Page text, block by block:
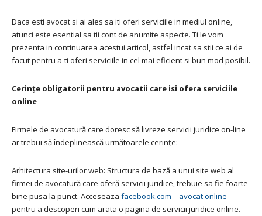
Daca esti avocat si ai ales sa iti oferi serviciile in mediul online,
atunci este esential sa tii cont de anumite aspecte. Ti le vom
prezenta in continuarea acestui articol, astfel incat sa stii ce ai de
facut pentru a-ti oferi serviciile in cel mai eficient si bun mod posibil.
Cerințe obligatorii pentru avocatii care isi ofera serviciile
online
Firmele de avocatură care doresc să livreze servicii juridice on-line
ar trebui să îndeplinească următoarele cerințe:
Arhitectura site-urilor web: Structura de bază a unui site web al
firmei de avocatură care oferă servicii juridice, trebuie sa fie foarte
bine pusa la punct. Acceseaza facebook.com – avocat online
pentru a descoperi cum arata o pagina de servicii juridice online.